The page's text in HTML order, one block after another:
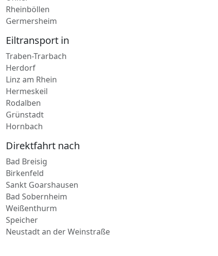
Unkel
Rheinböllen
Eiltransport in
Traben-Trarbach
Herdorf
Linz am Rhein
Hermeskeil
Rodalben
Grünstadt
Direktfahrt nach
Bad Breisig
Birkenfeld
Sankt Goarshausen
Bad Sobernheim
Weißenthurm
Speicher